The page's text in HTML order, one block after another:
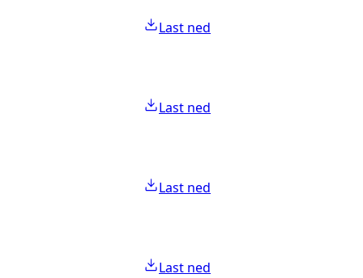
Last ned
Last ned
Last ned
Last ned